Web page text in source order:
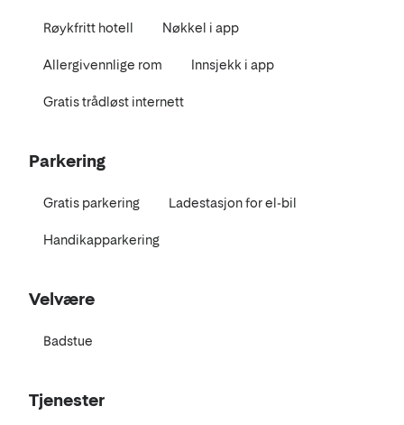
Røykfritt hotell Nøkkel i app
Allergivennlige rom Innsjekk i app
Gratis trådløst internett
Parkering
Gratis parkering Ladestasjon for el-bil
Handikapparkering
Velvære
Badstue
Tjenester